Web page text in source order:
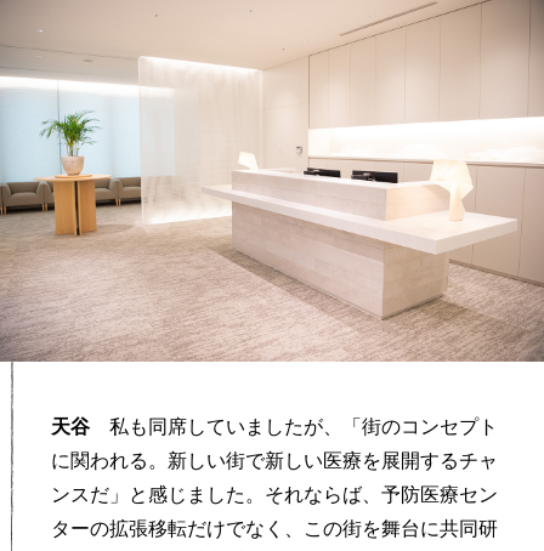
天谷 私も同席していましたが、「街のコンセプト
に関われる。新しい街で新しい医療を展開するチャ
ンスだ」と感じました。それならば、予防医療セン
ターの拡張移転だけでなく、この街を舞台に共同研